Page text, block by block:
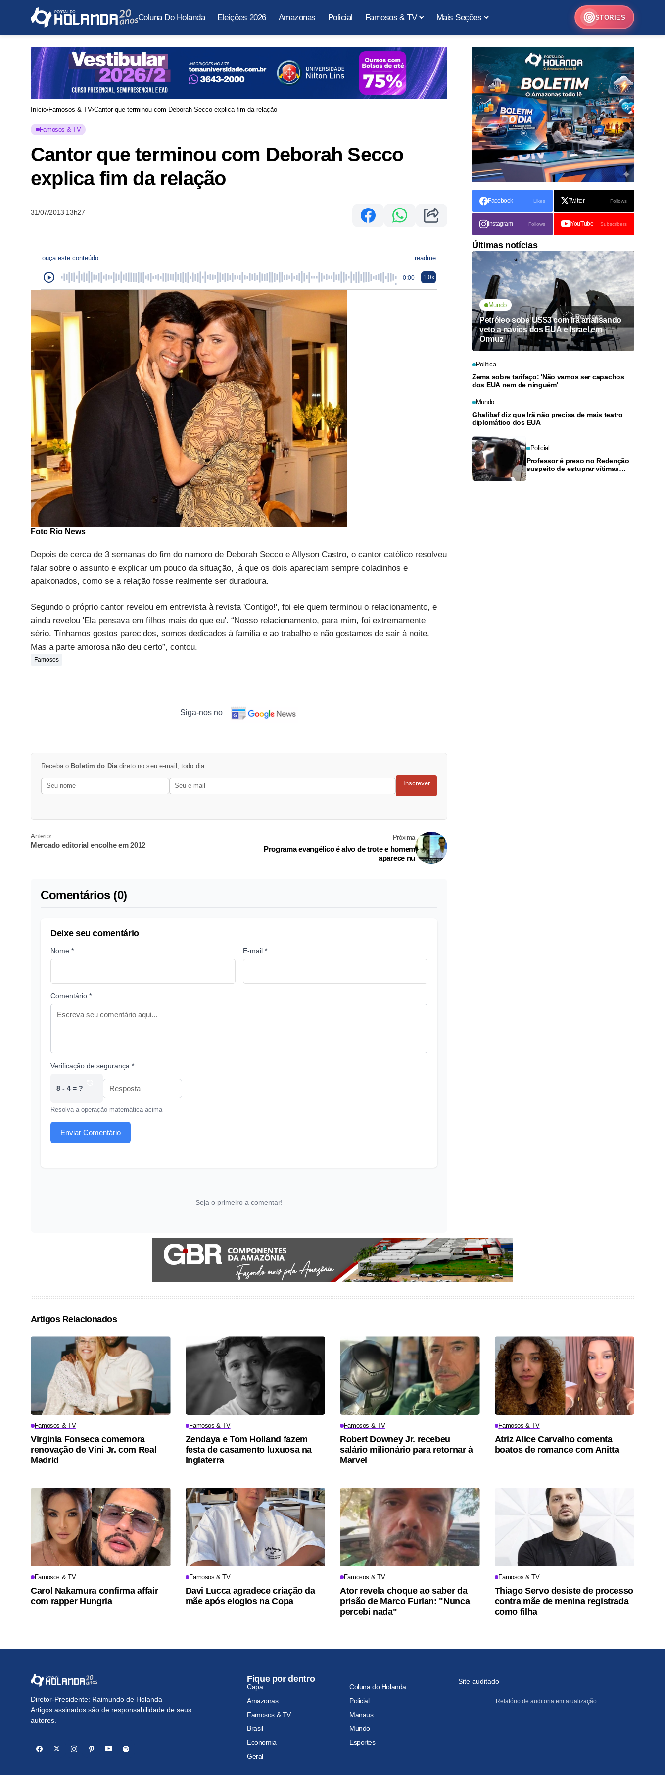
Coluna Do Holanda Eleições 2026 Amazonas Policial Famosos & TV Mais Seções STORIES
Início Famosos & TV Cantor que terminou com Deborah Secco explica fim da relação
Famosos & TV
Cantor que terminou com Deborah Secco
explica fim da relação
31/07/2013 13h27
ouça este conteúdo readme
0:00 1.0x
Foto Rio News
Depois de cerca de 3 semanas do fim do namoro de Deborah Secco e Allyson Castro, o cantor católico resolveu
falar sobre o assunto e explicar um pouco da situação, já que os dois apareciam sempre coladinhos e
apaixonados, como se a relação fosse realmente ser duradoura.
Segundo o próprio cantor revelou em entrevista à revista 'Contigo!', foi ele quem terminou o relacionamento, e
ainda revelou 'Ela pensava em filhos mais do que eu'. “Nosso relacionamento, para mim, foi extremamente
sério. Tínhamos gostos parecidos, somos dedicados à família e ao trabalho e não gostamos de sair à noite.
Mas a parte amorosa não deu certo”, contou.
Famosos
Siga-nos no
Receba o Boletim do Dia direto no seu e-mail, todo dia.
Inscrever
Anterior
Mercado editorial encolhe em 2012
Próxima
Programa evangélico é alvo de trote e homem
aparece nu
Comentários (0)
Deixe seu comentário
Nome * E-mail *
Comentário *
Verificação de segurança *
8 - 4 = ?
Resolva a operação matemática acima
Enviar Comentário
Seja o primeiro a comentar!
Facebook Likes Twitter Follows
Instagram Follows YouTube Subscribers
Últimas notícias
Mundo
Petróleo sobe US$3 com Irã analisando
veto a navios dos EUA e Israel em
Ormuz
Política
Zema sobre tarifaço: 'Não vamos ser capachos
dos EUA nem de ninguém'
Mundo
Ghalibaf diz que Irã não precisa de mais teatro
diplomático dos EUA
Policial
Professor é preso no Redenção
suspeito de estuprar vítimas
Artigos Relacionados
Famosos & TV
Virginia Fonseca comemora
renovação de Vini Jr. com Real
Madrid
Famosos & TV
Zendaya e Tom Holland fazem
festa de casamento luxuosa na
Inglaterra
Famosos & TV
Robert Downey Jr. recebeu
salário milionário para retornar à
Marvel
Famosos & TV
Atriz Alice Carvalho comenta
boatos de romance com Anitta
Famosos & TV
Carol Nakamura confirma affair
com rapper Hungria
Famosos & TV
Davi Lucca agradece criação da
mãe após elogios na Copa
Famosos & TV
Ator revela choque ao saber da
prisão de Marco Furlan: "Nunca
percebi nada"
Famosos & TV
Thiago Servo desiste de processo
contra mãe de menina registrada
como filha
Diretor-Presidente: Raimundo de Holanda
Artigos assinados são de responsabilidade de seus
autores.
Fique por dentro
Capa
Coluna do Holanda
Amazonas
Policial
Famosos & TV
Manaus
Brasil
Mundo
Economia
Esportes
Geral
Site auditado
Relatório de auditoria em atualização